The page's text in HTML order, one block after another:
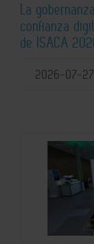
La
confianza
de ISACA
2026-07-27